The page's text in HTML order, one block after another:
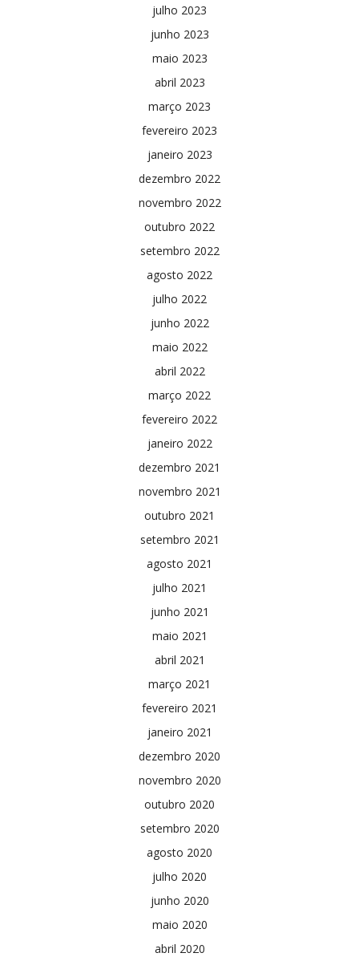
julho 2023
junho 2023
maio 2023
abril 2023
março 2023
fevereiro 2023
janeiro 2023
dezembro 2022
novembro 2022
outubro 2022
setembro 2022
agosto 2022
julho 2022
junho 2022
maio 2022
abril 2022
março 2022
fevereiro 2022
janeiro 2022
dezembro 2021
novembro 2021
outubro 2021
setembro 2021
agosto 2021
julho 2021
junho 2021
maio 2021
abril 2021
março 2021
fevereiro 2021
janeiro 2021
dezembro 2020
novembro 2020
outubro 2020
setembro 2020
agosto 2020
julho 2020
junho 2020
maio 2020
abril 2020